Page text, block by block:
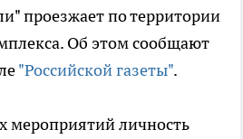
проезжает по территории
Об этом сообщают
"Российской газеты".
мероприятий личность